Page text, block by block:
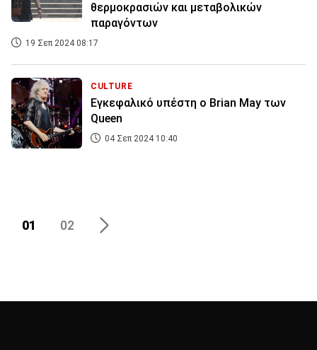
θερμοκρασιών και μεταβολικών
παραγόντων
19 Σεπ 2024 08:17
CULTURE
Eγκεφαλικό υπέστη ο Brian May των
Queen
04 Σεπ 2024 10:40
01 02